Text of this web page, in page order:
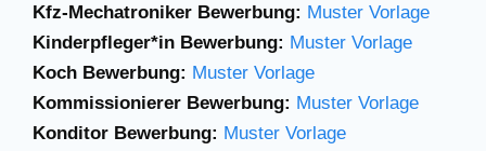
Kfz-Mechatroniker Bewerbung: Muster Vorlage
Kinderpfleger*in Bewerbung: Muster Vorlage
Koch Bewerbung: Muster Vorlage
Kommissionierer Bewerbung: Muster Vorlage
Konditor Bewerbung: Muster Vorlage